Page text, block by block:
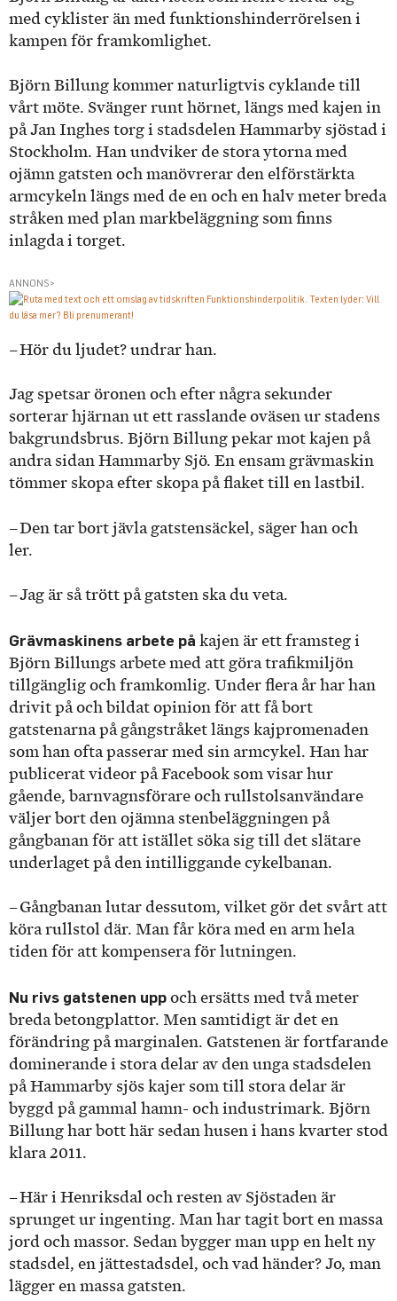
med cyklister än med funktionshinderrörelsen i
kampen för framkomlighet.
Björn Billung kommer naturligtvis cyklande till
vårt möte. Svänger runt hörnet, längs med kajen in
på Jan Inghes torg i stadsdelen Hammarby sjöstad i
Stockholm. Han undviker de stora ytorna med
ojämn gatsten och manövrerar den elförstärkta
armcykeln längs med de en och en halv meter breda
stråken med plan markbeläggning som finns
inlagda i torget.
ANNONS>
– Hör du ljudet? undrar han.
Jag spetsar öronen och efter några sekunder
sorterar hjärnan ut ett rasslande oväsen ur stadens
bakgrundsbrus. Björn Billung pekar mot kajen på
andra sidan Hammarby Sjö. En ensam grävmaskin
tömmer skopa efter skopa på flaket till en lastbil.
– Den tar bort jävla gatstensäckel, säger han och
ler.
– Jag är så trött på gatsten ska du veta.
Grävmaskinens arbete på kajen är ett framsteg i
Björn Billungs arbete med att göra trafikmiljön
tillgänglig och framkomlig. Under flera år har han
drivit på och bildat opinion för att få bort
gatstenarna på gångstråket längs kajpromenaden
som han ofta passerar med sin armcykel. Han har
publicerat videor på Facebook som visar hur
gående, barnvagnsförare och rullstolsanvändare
väljer bort den ojämna stenbeläggningen på
gångbanan för att istället söka sig till det slätare
underlaget på den intilliggande cykelbanan.
– Gångbanan lutar dessutom, vilket gör det svårt att
köra rullstol där. Man får köra med en arm hela
tiden för att kompensera för lutningen.
Nu rivs gatstenen upp och ersätts med två meter
breda betongplattor. Men samtidigt är det en
förändring på marginalen. Gatstenen är fortfarande
dominerande i stora delar av den unga stadsdelen
på Hammarby sjös kajer som till stora delar är
byggd på gammal hamn- och industrimark. Björn
Billung har bott här sedan husen i hans kvarter stod
klara 2011.
– Här i Henriksdal och resten av Sjöstaden är
sprunget ur ingenting. Man har tagit bort en massa
jord och massor. Sedan bygger man upp en helt ny
stadsdel, en jättestadsdel, och vad händer? Jo, man
lägger en massa gatsten.